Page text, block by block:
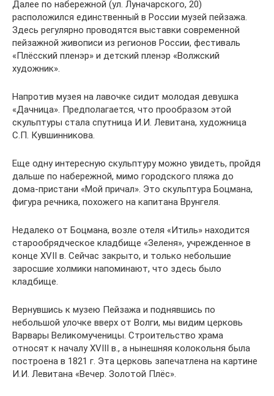
Далее по набережной (ул. Луначарского, 20)
расположился единственный в России музей пейзажа.
Здесь регулярно проводятся выставки современной
пейзажной живописи из регионов России, фестиваль
«Плёсский пленэр» и детский пленэр «Волжский
художник».
Напротив музея на лавочке сидит молодая девушка
«Дачница». Предполагается, что прообразом этой
скульптуры стала спутница И.И. Левитана, художница
С.П. Кувшинникова.
Еще одну интересную скульптуру можно увидеть, пройдя
дальше по набережной, мимо городского пляжа до
дома-пристани «Мой причал». Это скульптура Боцмана,
фигура речника, похожего на капитана Врунгеля.
Недалеко от Боцмана, возле отеля «Итиль» находится
старообрядческое кладбище «Зеленя», учрежденное в
конце XVII в. Сейчас закрыто, и только небольшие
заросшие холмики напоминают, что здесь было
кладбище.
Вернувшись к музею Пейзажа и поднявшись по
небольшой улочке вверх от Волги, мы видим церковь
Варвары Великомученицы. Строительство храма
относят к началу XVIII в., а нынешняя колокольня была
построена в 1821 г. Эта церковь запечатлена на картине
И.И. Левитана «Вечер. Золотой Плёс».